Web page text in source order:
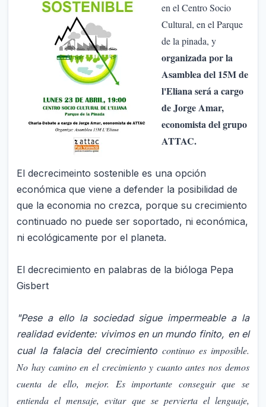
en el Centro Socio
Cultural, en el Parque
de la pinada, y
organizada por la
Asamblea del 15M de
l'Eliana será a cargo
de Jorge Amar,
economista del grupo
ATTAC.
El decrecimeinto sostenible es una opción
económica que viene a defender la posibilidad de
que la economia no crezca, porque su crecimiento
continuado no puede ser soportado, ni económica,
ni ecológicamente por el planeta.
El decrecimiento en palabras de la bióloga Pepa
Gisbert
"Pese a ello la sociedad sigue impermeable a la
realidad evidente: vivimos en un mundo finito, en el
cual la falacia del crecimiento continuo es imposible.
No hay camino en el crecimiento y cuanto antes nos demos
cuenta de ello, mejor. Es importante conseguir que se
entienda el mensaje, evitar que se pervierta el lenguaje,